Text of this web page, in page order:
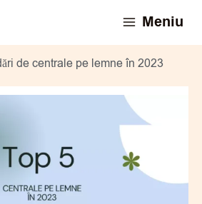
Meniu
de centrale pe lemne în 2023